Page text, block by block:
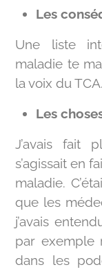
Les
Une liste
maladie te
la voix du TCA.
Les
J’avais fait
s’agissait en
maladie.
que les
j’avais
par exemple
dans les